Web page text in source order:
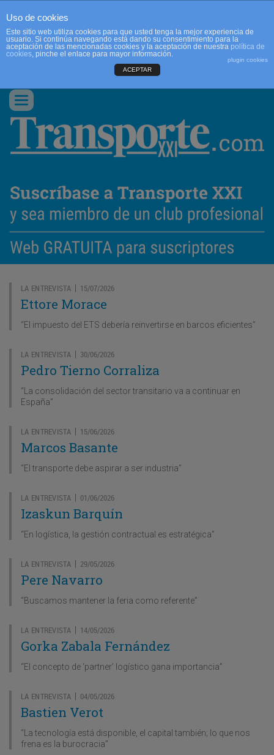
CONTACTO
Conmutar
navegación
LA ENTREVISTA| 15/07/2026
Ettore Morace
“El impuesto del ETS debería reinvertirse en barcos eficientes”
LA ENTREVISTA| 30/06/2026
Pedro Tierno Corraliza
“La consolidación del sector transitario va a continuar en
España”
LA ENTREVISTA| 15/06/2026
Marcos Basante
“El transporte debe aspirar a ser industria”
LA ENTREVISTA| 01/06/2026
Izaskun Barquín
“En logística, la gestión contractual es estratégica”
LA ENTREVISTA| 29/05/2026
Pere Navarro
“Buscamos mantener la feria como referente”
LA ENTREVISTA| 14/05/2026
Gorka Zabala Fernández
“El concepto de ‘partner’ logístico gana importancia”
LA ENTREVISTA| 04/05/2026
Bastien Verot
“La tecnología está disponible, el capital también; lo que nos
frena es la burocracia”
Uso de cookies
Este sitio web utiliza cookies para que usted tenga la mejor experiencia de
usuario. Si continúa navegando está dando su consentimiento para la
aceptación de las mencionadas cookies y la aceptación de nuestra política de
cookies, pinche el enlace para mayor información.
plugin cookies
ACEPTAR